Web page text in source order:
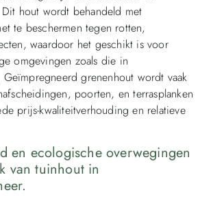
hout wordt behandeld met
te beschermen tegen rotten,
waardoor het geschikt is voor
omgevingen zoals die in
Geïmpregneerd grenenhout wordt vaak
poorten, en terrasplanken
prijs-kwaliteitverhouding en relatieve
en ecologische overwegingen
van tuinhout in